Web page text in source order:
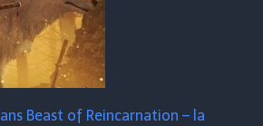
Beast of Reincarnation – la